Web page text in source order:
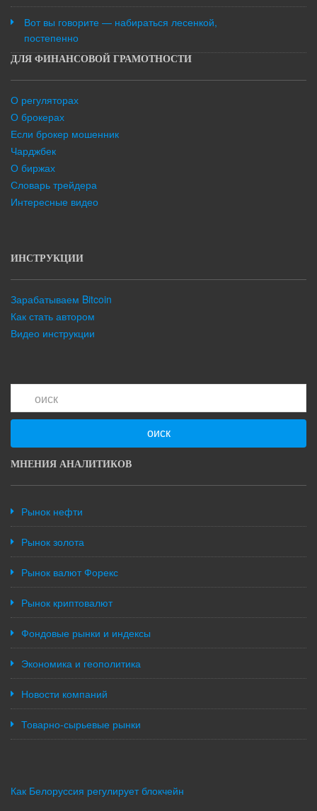
Вот вы говорите — набираться лесенкой,
постепенно
ДЛЯ ФИНАНСОВОЙ ГРАМОТНОСТИ
О регуляторах
О брокерах
Если брокер мошенник
Чарджбек
О биржах
Словарь трейдера
Интересные видео
ИНСТРУКЦИИ
Зарабатываем Bitcoin
Как стать автором
Видео инструкции
оиск
МНЕНИЯ АНАЛИТИКОВ
Рынок нефти
Рынок золота
Рынок валют Форекс
Рынок криптовалют
Фондовые рынки и индексы
Экономика и геополитика
Новости компаний
Товарно-сырьевые рынки
Как Белоруссия регулирует блокчейн